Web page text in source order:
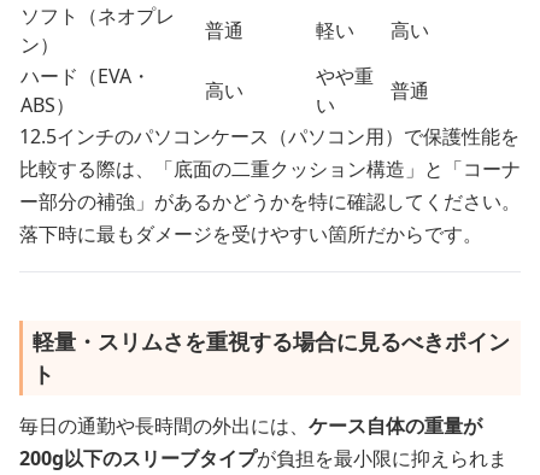
ソフト（ネオプレ
ン）
普通 軽い
高い
ハード（EVA・
ABS）
高い
やや重
い
普通
12.5インチのパソコンケース（パソコン用）で保護性能を
比較する際は、「底面の二重クッション構造」と「コーナ
ー部分の補強」があるかどうかを特に確認してください。
落下時に最もダメージを受けやすい箇所だからです。
軽量・スリムさを重視する場合に見るべきポイン
ト
毎日の通勤や長時間の外出には、 ケース自体の重量が
200g以下のスリーブタイプが負担を最小限に抑えられま